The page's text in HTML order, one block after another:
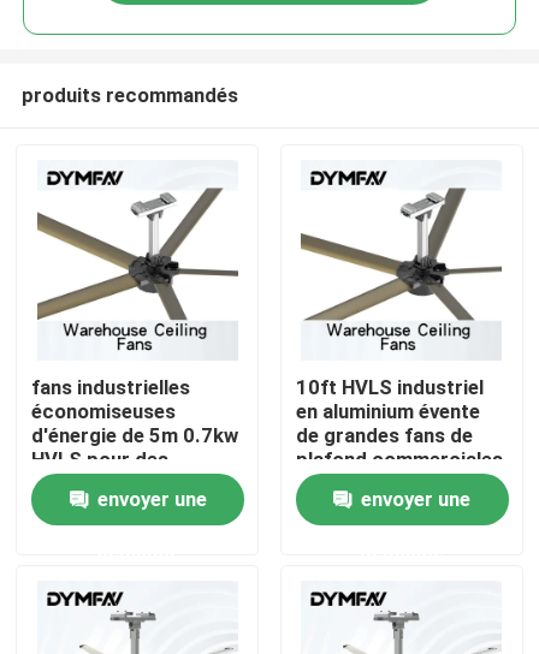
Maison
Au sujet de nous
produits recommandés
fans industrielles
économiseuses
d'énergie de 5m 0.7kw
HVLS pour des
entrepôts
envoyer une
10ft HVLS industriel
en aluminium évente
de grandes fans de
plafond commerciales
d'atelier à énergie
solaire envoyer une